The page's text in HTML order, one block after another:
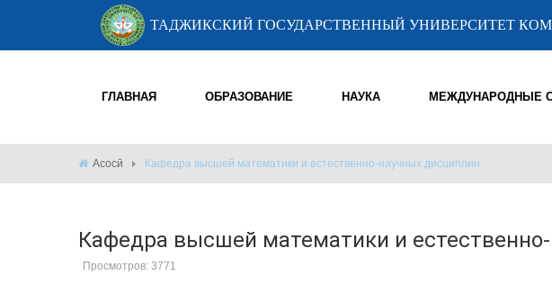
ТАДЖИКСКИЙ ГОСУДАРСТВЕННЫЙ УНИВЕРСИТЕТ
ГЛАВНАЯ ОБРАЗОВАНИЕ НАУКА МЕЖДУНАРОДНЫЕ
Асосӣ Кафедра высшей математики и естественно-научных дисциплин
Кафедра высшей математики и
Просмотров: 3771